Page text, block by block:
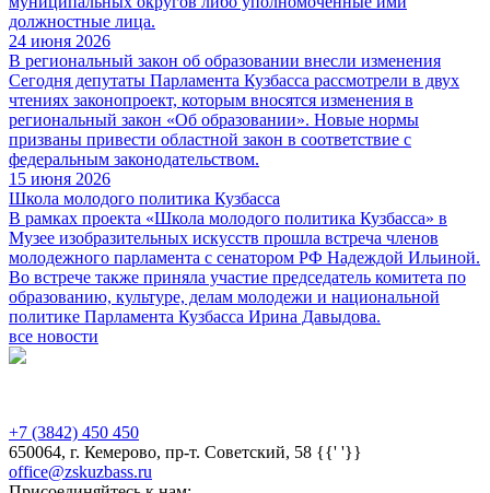
должностные лица.
24 июня 2026
В региональный закон об образовании внесли изменения
Сегодня депутаты Парламента Кузбасса рассмотрели в двух
чтениях законопроект, которым вносятся изменения в
региональный закон «Об образовании». Новые нормы
призваны привести областной закон в соответствие с
федеральным законодательством.
15 июня 2026
Школа молодого политика Кузбасса
В рамках проекта «Школа молодого политика Кузбасса» в
Музее изобразительных искусств прошла встреча членов
молодежного парламента с сенатором РФ Надеждой Ильиной.
Во встрече также приняла участие председатель комитета по
образованию, культуре, делам молодежи и национальной
политике Парламента Кузбасса Ирина Давыдова.
все новости
+7 (3842) 450 450
650064, г. Кемерово, пр-т. Советский, 58 {{' '}}
office@zskuzbass.ru